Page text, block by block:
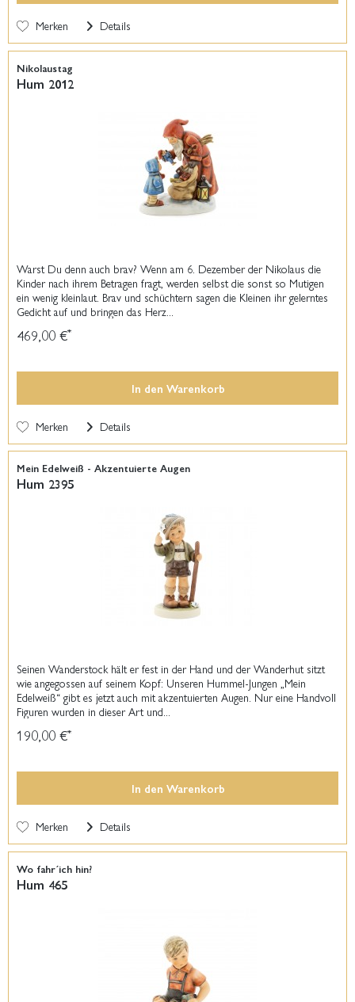
Merken Details
Nikolaustag
Hum 2012
Warst Du denn auch brav? Wenn am 6. Dezember der Nikolaus die
Kinder nach ihrem Betragen fragt, werden selbst die sonst so Mutigen
ein wenig kleinlaut. Brav und schüchtern sagen die Kleinen ihr gelerntes
Gedicht auf und bringen das Herz...
469,00 €*
In den Warenkorb
Merken Details
Mein Edelweiß - Akzentuierte Augen
Hum 2395
Seinen Wanderstock hält er fest in der Hand und der Wanderhut sitzt
wie angegossen auf seinem Kopf: Unseren Hummel-Jungen „Mein
Edelweiß“ gibt es jetzt auch mit akzentuierten Augen. Nur eine Handvoll
Figuren wurden in dieser Art und...
190,00 €*
In den Warenkorb
Merken Details
Wo fahr´ich hin?
Hum 465